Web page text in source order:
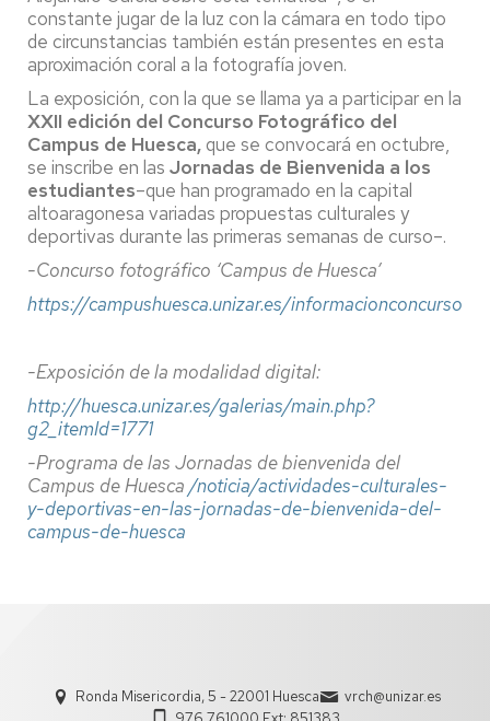
constante jugar de la luz con la cámara en todo tipo
de circunstancias también están presentes en esta
aproximación coral a la fotografía joven.
La exposición, con la que se llama ya a participar en la
XXII edición del Concurso Fotográfico del
Campus de Huesca,que se convocará en octubre,
se inscribe en las Jornadas de Bienvenida a los
estudiantes–que han programado en la capital
altoaragonesa variadas propuestas culturales y
deportivas durante las primeras semanas de curso–.
-Concurso fotográfico ‘Campus de Huesca’
https://campushuesca.unizar.es/informacionconcurso
-Exposición de la modalidad digital:
http://huesca.unizar.es/galerias/main.php?
g2_itemId=1771
-Programa de las Jornadas de bienvenida del
Campus de Huesca /noticia/actividades-culturales-
y-deportivas-en-las-jornadas-de-bienvenida-del-
campus-de-huesca
Ronda Misericordia, 5 - 22001 Huesca
vrch@unizar.es